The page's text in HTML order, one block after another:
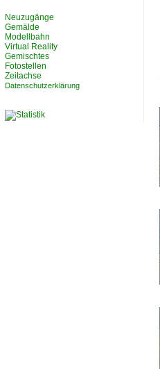
Neuzugänge
Gemälde
Modellbahn
Virtual Reality
Gemischtes
Fotostellen
Zeitachse
Datenschutzerklärung